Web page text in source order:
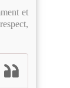
et